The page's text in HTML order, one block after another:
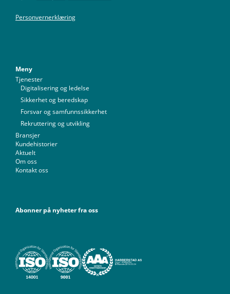
Personvernerklæring
Meny
Tjenester
Digitalisering og ledelse
Sikkerhet og beredskap
Forsvar og samfunnssikkerhet
Rekruttering og utvikling
Bransjer
Kundehistorier
Aktuelt
Om oss
Kontakt oss
Abonner på nyheter fra oss